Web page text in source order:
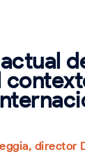
director